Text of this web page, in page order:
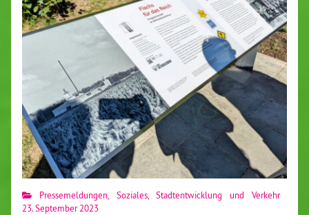
Pressemeldungen, Soziales,Stadtentwicklung und Verkehr
23. September 2023